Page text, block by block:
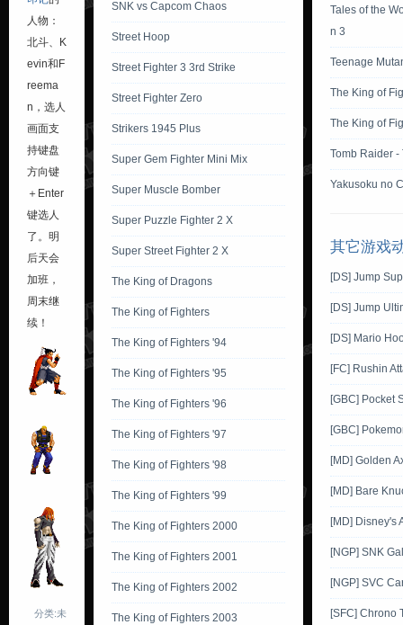
人物：
北斗、K
evin和F
reema
n，选人
画面支
持键盘
方向键
＋Enter
键选人
了。明
后天会
加班，
周末继
续！
分类:未
SNK vs Capcom Chaos
Street Hoop
Street Fighter 3 3rd Strike
Street Fighter Zero
Strikers 1945 Plus
Super Gem Fighter Mini Mix
Super Muscle Bomber
Super Puzzle Fighter 2 X
Super Street Fighter 2 X
The King of Dragons
The King of Fighters
The King of Fighters '94
The King of Fighters '95
The King of Fighters '96
The King of Fighters '97
The King of Fighters '98
The King of Fighters '99
The King of Fighters 2000
The King of Fighters 2001
The King of Fighters 2002
The King of Fighters 2003
Tales of the
n 3
Teenage
The King of
The King of
Tomb Raider -
Yakusoku no
其它游戏
[DS] Jump
[DS] Jump
[DS] Mario
[FC] Rushin
[GBC] Pocket
[GBC]
[MD] Golden
[MD] Bare
[MD] Disney's
[NGP] SNK
[NGP] SVC
[SFC] Chrono